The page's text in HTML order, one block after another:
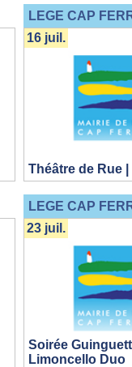
LEGE CAP
Théâtre de Rue
16 juil.
LEGE CAP
Soirée
Limoncello Duo
23 juil.